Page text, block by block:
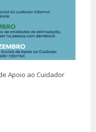
Apoio ao Cuidador